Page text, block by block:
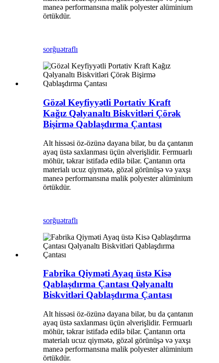
maneə performansına malik polyester alüminium
örtükdür.
sorğuətraflı
Gözəl Keyfiyyətli Portativ Kraft
Kağız Qəlyanaltı Biskvitləri Çörək
Bişirmə Qablaşdırma Çantası
Alt hissəsi öz-özünə dayana bilər, bu da çantanın
ayaq üstə saxlanması üçün əlverişlidir. Fermuarlı
möhür, təkrar istifadə edilə bilər. Çantanın orta
materialı ucuz qiymətə, gözəl görünüşə və yaxşı
maneə performansına malik polyester alüminium
örtükdür.
sorğuətraflı
Fabrika Qiyməti Ayaq üstə Kisə
Qablaşdırma Çantası Qəlyanaltı
Biskvitləri Qablaşdırma Çantası
Alt hissəsi öz-özünə dayana bilər, bu da çantanın
ayaq üstə saxlanması üçün əlverişlidir. Fermuarlı
möhür, təkrar istifadə edilə bilər. Çantanın orta
materialı ucuz qiymətə, gözəl görünüşə və yaxşı
maneə performansına malik polyester alüminium
örtükdür.